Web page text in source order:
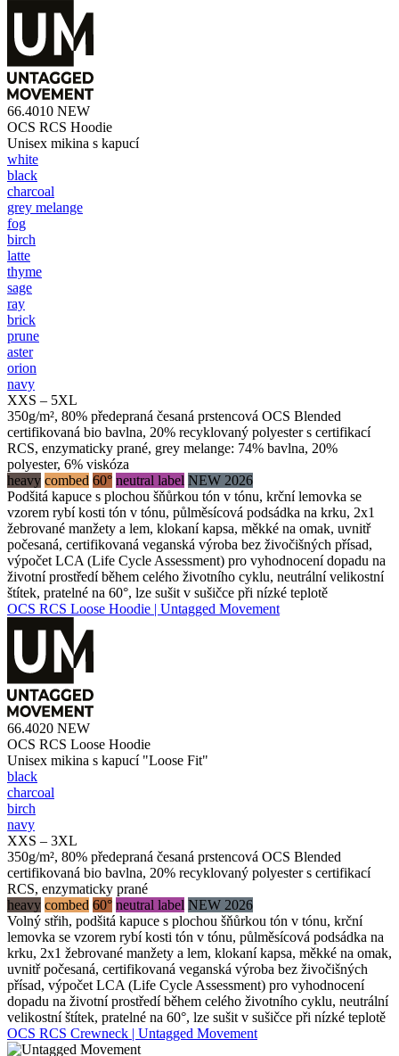
66.4010 NEW
OCS RCS Hoodie
Unisex mikina s kapucí
white
black
charcoal
grey melange
fog
birch
latte
thyme
sage
ray
brick
prune
aster
orion
navy
XXS – 5XL
350g/m², 80% předepraná česaná prstencová OCS Blended
certifikovaná bio bavlna, 20% recyklovaný polyester s certifikací
RCS, enzymaticky prané, grey melange: 74% bavlna, 20%
polyester, 6% viskóza
heavy combed 60° neutral label NEW 2026
Podšitá kapuce s plochou šňůrkou tón v tónu, krční lemovka se
vzorem rybí kosti tón v tónu, půlměsícová podsádka na krku, 2x1
žebrované manžety a lem, klokaní kapsa, měkké na omak, uvnitř
počesaná, certifikovaná veganská výroba bez živočišných přísad,
výpočet LCA (Life Cycle Assessment) pro vyhodnocení dopadu na
životní prostředí během celého životního cyklu, neutrální velikostní
štítek, pratelné na 60°, lze sušit v sušičce při nízké teplotě
OCS RCS Loose Hoodie | Untagged Movement
66.4020 NEW
OCS RCS Loose Hoodie
Unisex mikina s kapucí "Loose Fit"
black
charcoal
birch
navy
XXS – 3XL
350g/m², 80% předepraná česaná prstencová OCS Blended
certifikovaná bio bavlna, 20% recyklovaný polyester s certifikací
RCS, enzymaticky prané
heavy combed 60° neutral label NEW 2026
Volný střih, podšitá kapuce s plochou šňůrkou tón v tónu, krční
lemovka se vzorem rybí kosti tón v tónu, půlměsícová podsádka na
krku, 2x1 žebrované manžety a lem, klokaní kapsa, měkké na omak,
uvnitř počesaná, certifikovaná veganská výroba bez živočišných
přísad, výpočet LCA (Life Cycle Assessment) pro vyhodnocení
dopadu na životní prostředí během celého životního cyklu, neutrální
velikostní štítek, pratelné na 60°, lze sušit v sušičce při nízké teplotě
OCS RCS Crewneck | Untagged Movement